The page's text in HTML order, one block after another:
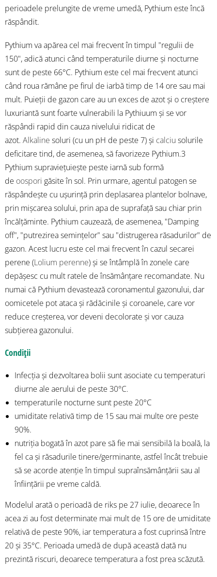
perioadele prelungite de vreme umedă, Pythium este încă
răspândit.
Pythium va apărea cel mai frecvent în timpul "regulii de
150", adică atunci când temperaturile diurne și nocturne
sunt de peste 66°C. Pythium este cel mai frecvent atunci
când roua rămâne pe firul de iarbă timp de 14 ore sau mai
mult. Puieții de gazon care au un exces de azot și o creștere
luxuriantă sunt foarte vulnerabili la Pythiuum și se vor
răspândi rapid din cauza nivelului ridicat de
azot. Alkaline soluri (cu un pH de peste 7) și calciu solurile
deficitare tind, de asemenea, să favorizeze Pythium.3
Pythium supraviețuiește peste iarnă sub formă
de oospori găsite în sol. Prin urmare, agentul patogen se
răspândește cu ușurință prin deplasarea plantelor bolnave,
prin mișcarea solului, prin apa de suprafață sau chiar prin
încălțăminte. Pythium cauzează, de asemenea, "Damping
off", "putrezirea semințelor" sau "distrugerea răsadurilor" de
gazon. Acest lucru este cel mai frecvent în cazul secarei
perene (Lolium perenne) și se întâmplă în zonele care
depășesc cu mult ratele de însămânțare recomandate. Nu
numai că Pythium devastează coronamentul gazonului, dar
oomicetele pot ataca și rădăcinile și coroanele, care vor
reduce creșterea, vor deveni decolorate și vor cauza
subțierea gazonului.
Condiții
Infecția și dezvoltarea bolii sunt asociate cu temperaturi
diurne ale aerului de peste 30°C.
temperaturile nocturne sunt peste 20°C
umiditate relativă timp de 15 sau mai multe ore peste
90%.
nutriția bogată în azot pare să fie mai sensibilă la boală, la
fel ca și răsadurile tinere/germinante, astfel încât trebuie
să se acorde atenție în timpul supraînsămânțării sau al
înființării pe vreme caldă.
Modelul arată o perioadă de riks pe 27 iulie, deoarece în
acea zi au fost determinate mai mult de 15 ore de umiditate
relativă de peste 90%, iar temperatura a fost cuprinsă între
20 și 35°C. Perioada umedă de după această dată nu
prezintă riscuri, deoarece temperatura a fost prea scăzută.